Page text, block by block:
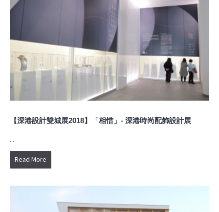
【深港設計雙城展2018】「相惜」- 深港時尚配飾設計展
...
Read More